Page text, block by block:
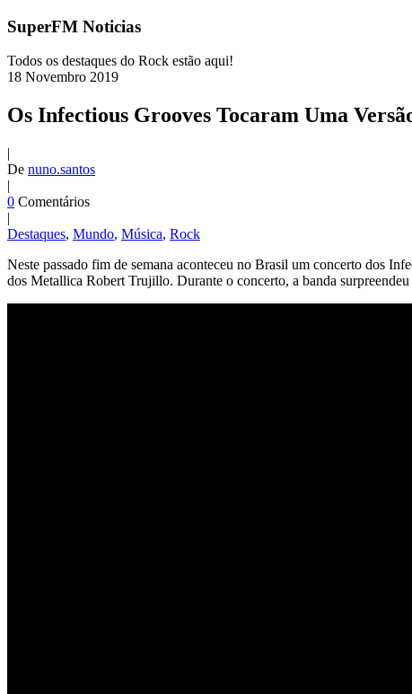
SuperFM Noticias
Todos os destaques do Rock estão aqui!
18 Novembro 2019
Os Infectious Grooves Tocaram Uma
|
De nuno.santos
|
0 Comentários
|
Destaques, Mundo, Música, Rock
Neste passado fim de semana aconteceu no Brasil um concerto dos
dos Metallica Robert Trujillo. Durante o concerto, a banda